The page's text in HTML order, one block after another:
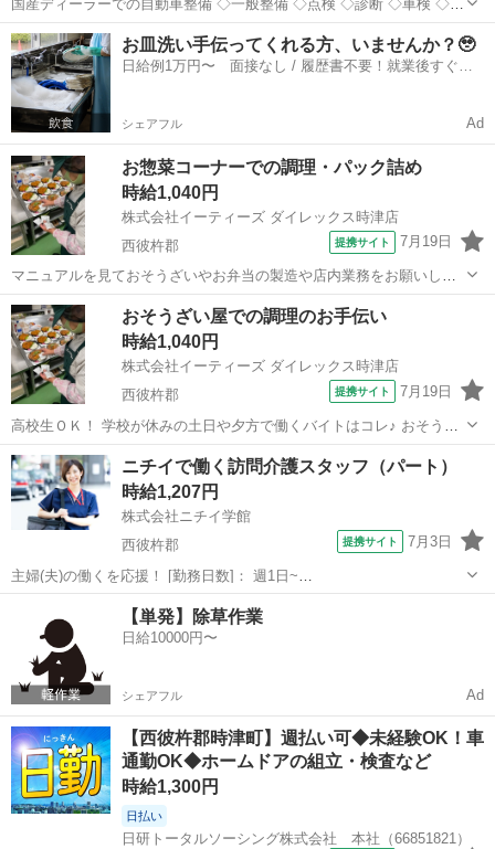
国産ディーラーでの自動車整備 ◇一般整備 ◇点検 ◇診断 ◇車検 ◇部
品取り付け 派遣社員 正社員登用あり、昇給有り、社会保険完備、各種
手当支給、制服貸与、資格取得支援制度有り □ 2級整備資格必須 □ 整
備経験1年以...
長崎 西彼杵郡 工場
お皿洗い手伝ってくれる方、いませんか？🥹
日給例1万円〜 面接なし / 履歴書不要！就業後すぐに
シェアフル Ad
お惣菜コーナーでの調理・パック詰め
時給1,040円
株式会社イーティーズ ダイレックス時津店
西彼杵郡
提携サイト 7月19日
マニュアルを見ておそうざいやお弁当の製造や店内業務をお願いしま
す♪ 具体的なお仕事内容としては、 ・食材の荷下ろし、カットなど下
準備 ・混ぜたり、茹でたり、揚げたりなど本調理 ・お弁当やサラダな
どの盛り付け、パック詰め ・...
長崎 西彼杵郡 パン屋
おそうざい屋での調理のお手伝い
時給1,040円
株式会社イーティーズ ダイレックス時津店
西彼杵郡
提携サイト 7月19日
高校生ＯＫ！ 学校が休みの土日や夕方で働くバイトはコレ♪ おそうざ
い調理のお手伝いをお願いします♪ 盛り付けの手伝いや、器具の片
付、調理の手伝いをお願いします！ アルバイト,パート ○制服貸与 〇
50代以上も多数活...
長崎 西彼杵郡 パン屋
ニチイで働く訪問介護スタッフ（パート）
時給1,207円
株式会社ニチイ学館
西彼杵郡
提携サイト 7月3日
主婦(夫)の働くを応援！ [勤務日数]： 週1日~
10:00~16:00/09:00~15:00/08:00~12:00/09:00~17:00/10:00~18:00 月/
火/水/木/金/土/日 などから選べます [...
西彼杵郡 ケアマネージャー
【単発】除草作業
日給10000円〜
シェアフル Ad
【西彼杵郡時津町】週払い可◆未経験OK！車
通勤OK◆ホームドアの組立・検査など
時給1,300円
日払い
日研トータルソーシング株式会社 本社（66851821）